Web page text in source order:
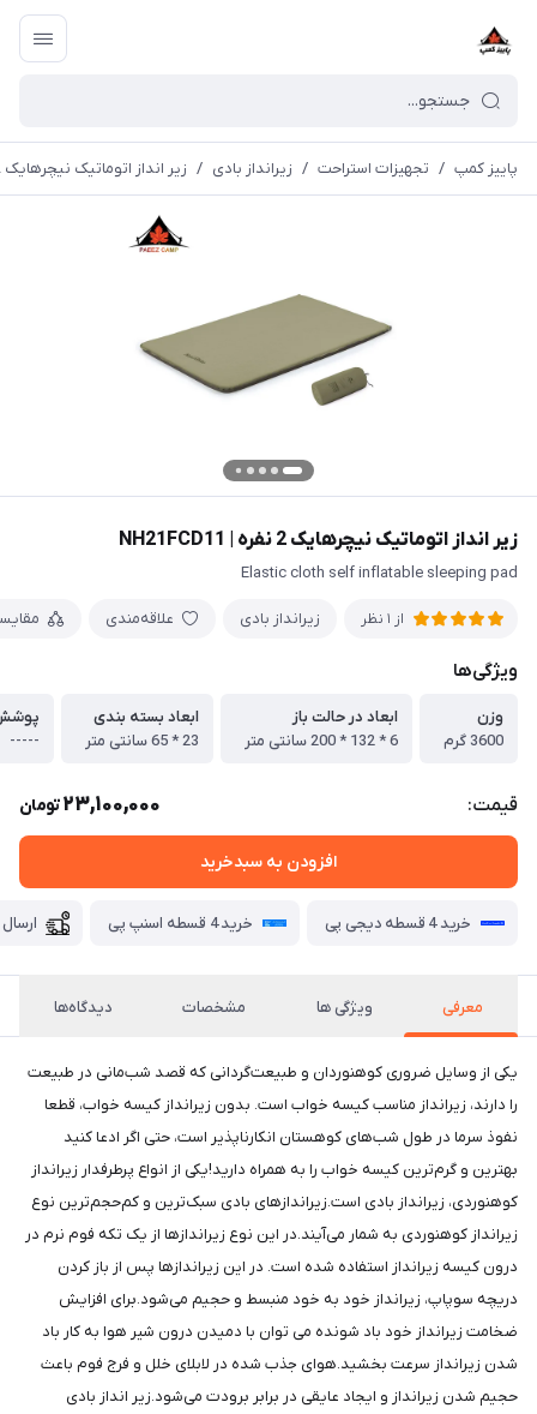
پاییز کمپ / تجهیزات استراحت / زیرانداز بادی / زیر انداز اتوماتیک نیچرهایک 2 نفره | NH21FCD11
زیر انداز اتوماتیک نیچرهایک 2 نفره | NH21FCD11
Elastic cloth self inflatable sleeping pad
از 1 نظر زیرانداز بادی علاقه‌مندی
ویژگی‌ها
وزن
3600 گرم
ابعاد در حالت باز
6 * 132 * 200 سانتی متر
ابعاد بسته بندی
23 * 65 سانتی متر
-----
قیمت: 23,100,000تومان
افزودن به سبدخرید
خرید 4 قسطه دیجی پی خرید 4 قسطه اسنپ پی
معرفی ویژگی ها مشخصات دیدگاه‌ها
یکی از وسایل ضروری کوهنوردان و طبیعت‌گردانی که قصد شب‌مانی در طبیعت
را دارند، زیرانداز مناسب کیسه خواب است. بدون زیرانداز کیسه خواب، قطعا
نفوذ سرما در طول شب‌های کوهستان انکارناپذیر است، حتی اگر ادعا کنید
بهترین و گرم‌ترین کیسه خواب را به همراه دارید!یکی از انواع پرطرفدار زیرانداز
کوهنوردی، زیرانداز بادی است.زیراندازهای بادی سبک‌ترین و کم‌حجم‌ترین نوع
زیرانداز کوهنوردی به شمار می‌آیند.در این نوع زیراندازها از یک تکه فوم نرم در
درون کیسه زیرانداز استفاده شده است. در این زیراندازها پس از باز کردن
دریچه سوپاپ، زیرانداز خود به خود منبسط و حجیم می‌شود.برای افزایش
ضخامت زیرانداز خود باد شونده می توان با دمیدن درون شیر هوا به کار باد
شدن زیرانداز سرعت بخشید.هوای جذب شده در لابلای خلل و فرج فوم باعث
حجیم شدن زیرانداز و ایجاد عایقی در برابر برودت می‌شود.زیر انداز بادی